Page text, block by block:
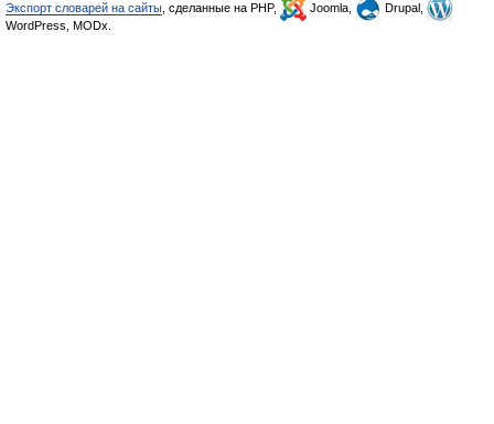
Экспорт словарей на сайты , сделанные на PHP, Joomla,
Drupal,
WordPress, MODx.